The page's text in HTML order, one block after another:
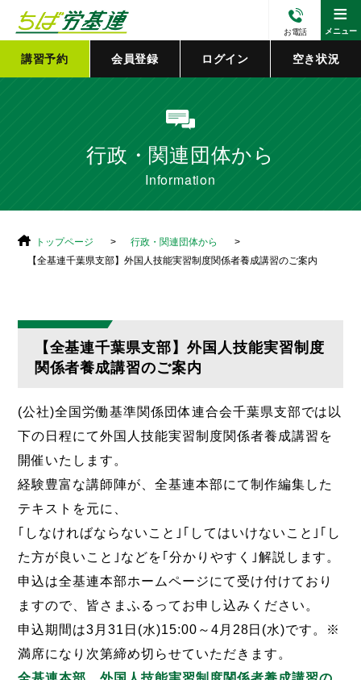
≡
メニュー
お電話
講習予約 会員登録 ログイン 空き状況
行政・関連団体から
Information
トップページ
行政・関連団体から
【全基連千葉県支部】外国人技能実習制度関係者養成講習のご案内
【全基連千葉県支部】外国人技能実習制度
関係者養成講習のご案内
(公社)全国労働基準関係団体連合会千葉県支部では以
下の日程にて外国人技能実習制度関係者養成講習を
開催いたします。
経験豊富な講師陣が、全基連本部にて制作編集した
テキストを元に、
｢しなければならないこと｣｢してはいけないこと｣｢し
た方が良いこと｣などを｢分かりやすく｣解説します。
申込は全基連本部ホームページにて受け付けており
ますので、皆さまふるってお申し込みください。
申込期間は3月31日(水)15:00～4月28日(水)です。※
満席になり次第締め切らせていただきます。